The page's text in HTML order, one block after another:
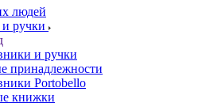
людей
ручки
и ручки
принадлежности
Portobello
книжки